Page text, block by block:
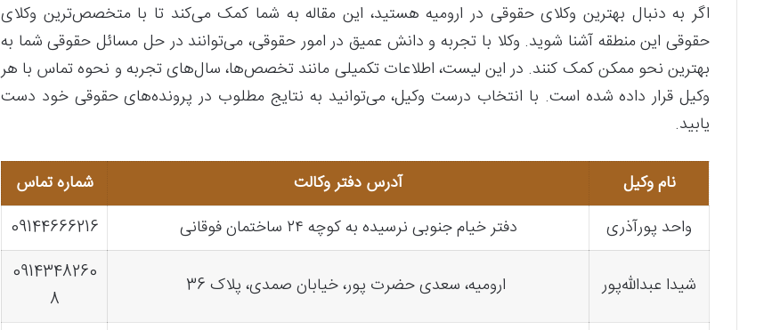
اگر به دنبال بهترین وکلای حقوقی در ارومیه هستید، این مقاله به شما کمک می‌کند تا با متخصص‌ترین وکلای
حقوقی این منطقه آشنا شوید. وکلا با تجربه و دانش عمیق در امور حقوقی، می‌توانند در حل مسائل حقوقی شما به
بهترین نحو ممکن کمک کنند. در این لیست، اطلاعات تکمیلی مانند تخصص‌ها، سال‌های تجربه و نحوه تماس با هر
وکیل قرار داده شده است. با انتخاب درست وکیل، می‌توانید به نتایج مطلوب در پرونده‌های حقوقی خود دست
یابید.
نام وکیل آدرس دفتر وکالت
شماره تماس
واحد پورآذری
دفتر خیام جنوبی نرسیده به کوچه ۲۴ ساختمان فوقانی 09144666216
شیدا عبدالله‌پور ارومیه، سعدی حضرت پور، خیابان صمدی، پلاک 36
0914348260
8